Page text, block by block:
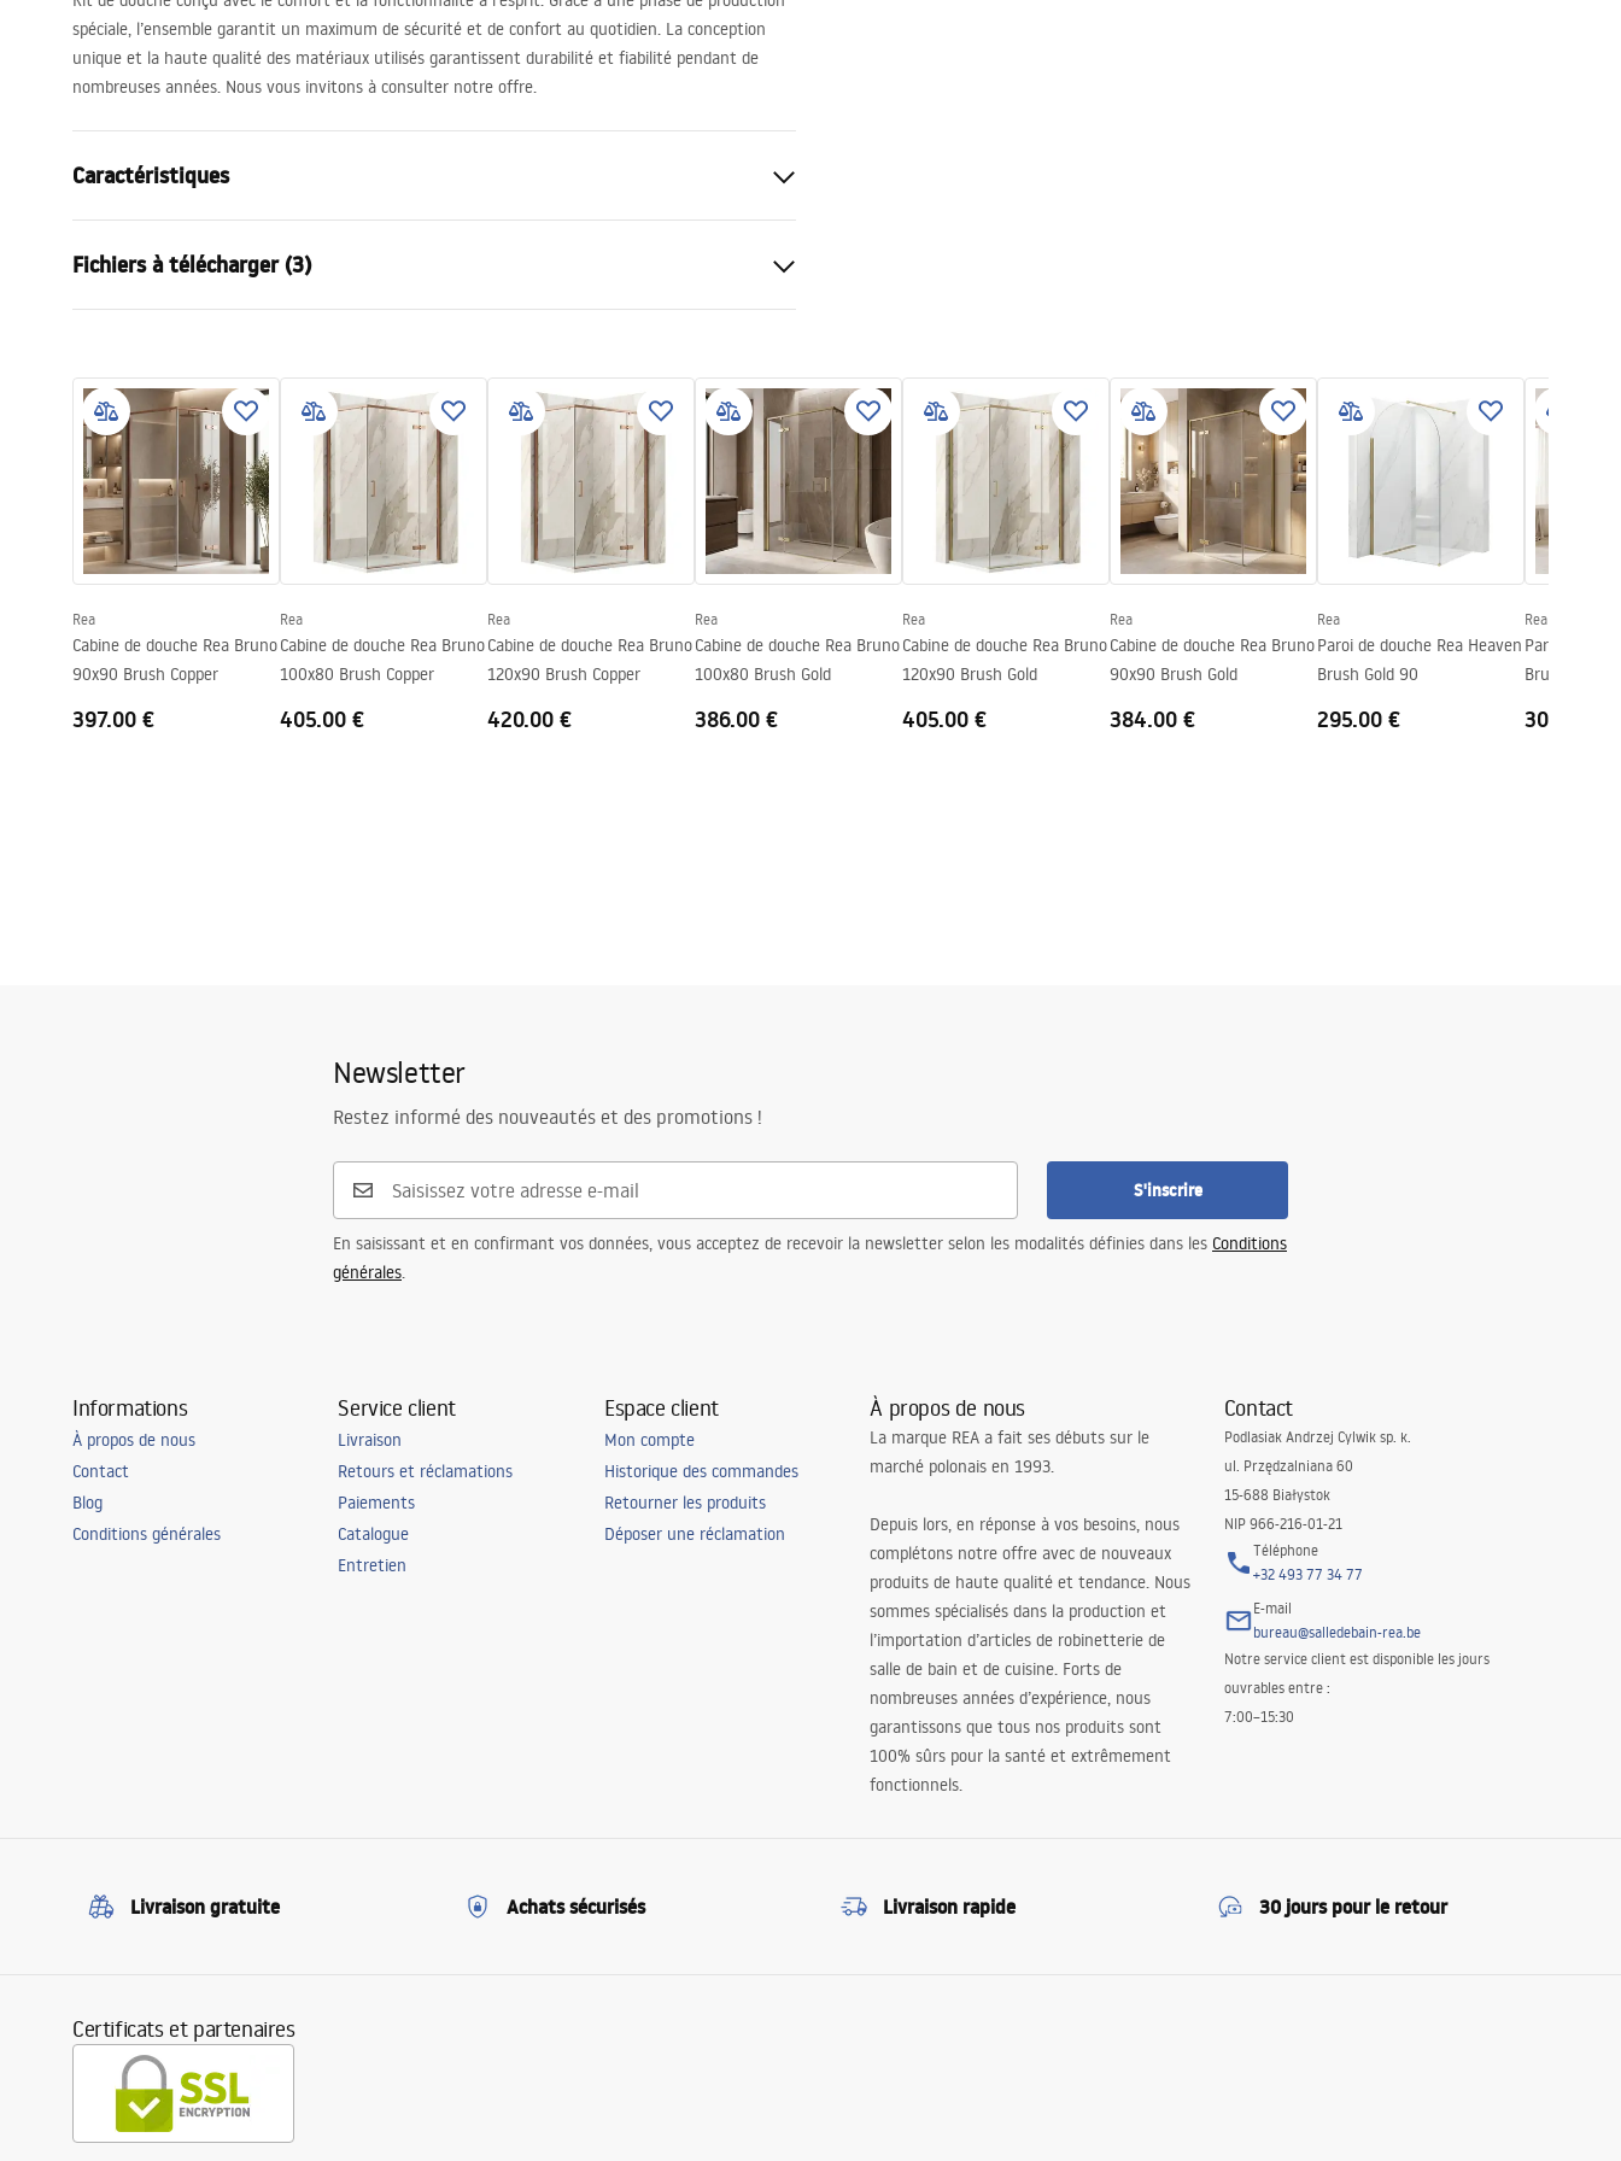
spéciale, l’ensemble garantit un maximum de sécurité et de confort au quotidien. La conception
unique et la haute qualité des matériaux utilisés garantissent durabilité et fiabilité pendant de
nombreuses années. Nous vous invitons à consulter notre offre.
Caractéristiques
Matériel
Type de robinet
Mitigeur
Réglage de la hauteur
Hauteur max.
1440
Bec de baignoire
Oui, orientable
Réglage de pression
Système Anti-calcaire
Oui
Technologie du revêtement
PVD
Entraxe des raccords
mm
Garantie
24 mois
Fichiers à télécharger (3)
Safety_Information_Shower_set.p
Warranty_Terms_and_Conditions_
Faucets_-_5.pdf
Instructions de montage
shower_set.pdf
Rea
Cabine de douche Rea Bruno
90x90 Brush Copper
397.00 €
Rea
Cabine de douche Rea Bruno
100x80 Brush Copper
405.00 €
Rea
Cabine de douche Rea Bruno
120x90 Brush Copper
420.00 €
Rea
Cabine de douche Rea Bruno
100x80 Brush Gold
386.00 €
Rea
Cabine de douche Rea Bruno
120x90 Brush Gold
405.00 €
Rea
Cabine de douche Rea Bruno
90x90 Brush Gold
384.00 €
Rea
Paroi de douche Rea Heaven
Brush Gold 90
295.00 €
Rea
Paroi de
Brush Gold
300.00 €
Newsletter
Restez informé des nouveautés et des promotions !
S'inscrire
En saisissant et en confirmant vos données, vous acceptez de recevoir la newsletter selon les modalités définies dans les Conditions
générales.
Informations
À propos de nous
Contact
Blog
Conditions générales
Service client
Livraison
Retours et réclamations
Paiements
Catalogue
Entretien
Espace client
Mon compte
Historique des commandes
Retourner les produits
Déposer une réclamation
À propos de nous
La marque REA a fait ses débuts sur le
marché polonais en 1993.
Depuis lors, en réponse à vos besoins, nous
complétons notre offre avec de nouveaux
produits de haute qualité et tendance. Nous
sommes spécialisés dans la production et
l’importation d’articles de robinetterie de
salle de bain et de cuisine. Forts de
nombreuses années d’expérience, nous
garantissons que tous nos produits sont
100% sûrs pour la santé et extrêmement
fonctionnels.
Contact
Podlasiak Andrzej Cylwik sp. k.
ul. Przędzalniana 60
15-688 Białystok
NIP 966-216-01-21
Téléphone
+32 493 77 34 77
E-mail
bureau@salledebain-rea.be
Notre service client est disponible les jours
ouvrables entre :
7:00–15:30
Livraison gratuite Achats sécurisés Livraison rapide 30 jours pour le retour
Certificats et partenaires